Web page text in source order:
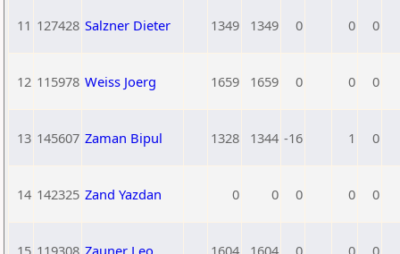
11 127428 Salzner Dieter 1349 1349 0 0 0
12 115978 Weiss Joerg 1659 1659 0 0 0
13 145607 Zaman Bipul 1328 1344 -16 1 0
14 142325 Zand Yazdan 0 0 0 0 0
15 119308 Zauner Leo 1604 1604 0 0 0